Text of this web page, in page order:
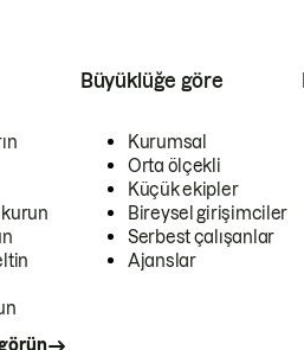
Büyüklüğe göre
Kurumsal
Orta ölçekli
Küçük ekipler
Bireysel girişimciler
Serbest çalışanlar
Ajanslar